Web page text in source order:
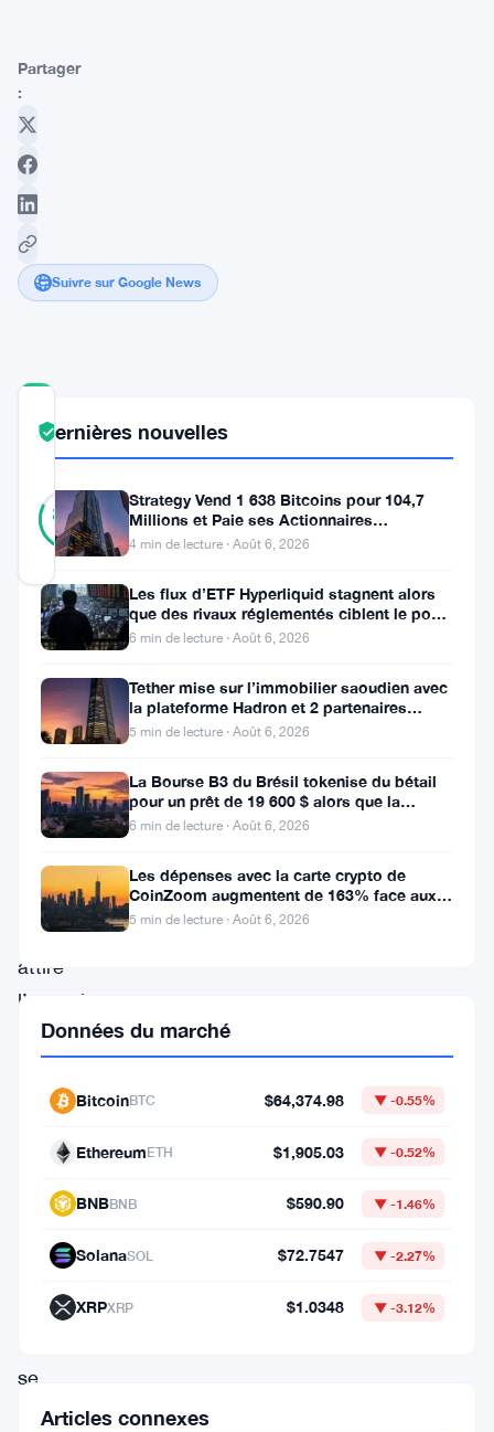
Partager
:
Suivre sur Google News
TRUST
Vérifié
82%
RÉEL
Vérifié
votes
Mis à jour 2 ans il y a
Toncoin
TON),
partie
Open
Network
développé
par
Telegram,
attire
l’attention
pour
potentiel
croissance.
2024,
se
négocie
Dernières nouvelles
Strategy Vend 1 638 Bitcoins pour 104,7
Millions et Paie ses Actionnaires
Privilégiés
4 min de lecture · Août 6, 2026
Les flux d’ETF Hyperliquid stagnent alors
que des rivaux réglementés ciblent le pool
de trading DeFi de 2 à 3
6 min de lecture · Août 6, 2026
Tether mise sur l’immobilier saoudien avec
la plateforme Hadron et 2 partenaires
locaux
5 min de lecture · Août 6, 2026
La Bourse B3 du Brésil tokenise du bétail
pour un prêt de 19 600 $ alors que la
blockchain atteint la ferme
6 min de lecture · Août 6, 2026
Les dépenses avec la carte crypto de
CoinZoom augmentent de 163% face aux
factures de carburant et d’épicerie
5 min de lecture · Août 6, 2026
Données du marché
BitcoinBTC $64,374.98 ▼ -0.55%
EthereumETH $1,905.03 ▼ -0.52%
BNBBNB $590.90 ▼ -1.46%
SolanaSOL $72.7547 ▼ -2.27%
XRPXRP $1.0348 ▼ -3.12%
Articles connexes